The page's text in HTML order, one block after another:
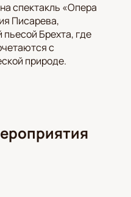
спектакль «Опера
Писарева,
Брехта, где
с
природе.